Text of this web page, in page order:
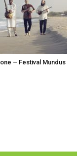
– Festival Mundus